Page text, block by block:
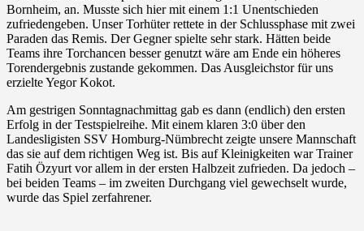
Bornheim, an. Musste sich hier mit einem 1:1 Unentschieden
zufriedengeben. Unser Torhüter rettete in der Schlussphase mit zwei
Paraden das Remis. Der Gegner spielte sehr stark. Hätten beide
Teams ihre Torchancen besser genutzt wäre am Ende ein höheres
Torendergebnis zustande gekommen. Das Ausgleichstor für uns
erzielte Yegor Kokot.
Am gestrigen Sonntagnachmittag gab es dann (endlich) den ersten
Erfolg in der Testspielreihe. Mit einem klaren 3:0 über den
Landesligisten SSV Homburg-Nümbrecht zeigte unsere Mannschaft
das sie auf dem richtigen Weg ist. Bis auf Kleinigkeiten war Trainer
Fatih Özyurt vor allem in der ersten Halbzeit zufrieden. Da jedoch –
bei beiden Teams – im zweiten Durchgang viel gewechselt wurde,
wurde das Spiel zerfahrener.